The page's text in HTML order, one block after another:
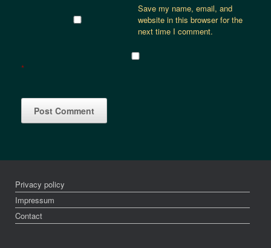
Save my name, email, and
website in this browser for the
next time I comment.
*
Privacy policy
Impressum
Contact